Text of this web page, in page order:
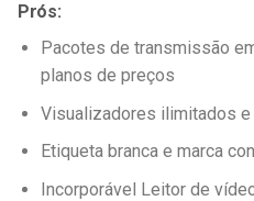
Prós:
Pacotes de transmissão
planos de preços
Visualizadores ilimitados
Etiqueta branca e marca
Incorporável Leitor de